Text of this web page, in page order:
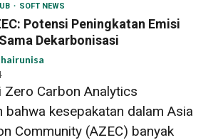
SOFT NEWS
Potensi Peningkatan Emisi
Dekarbonisasi
Zero Carbon Analytics
bahwa kesepakatan dalam Asia
Community (AZEC) banyak